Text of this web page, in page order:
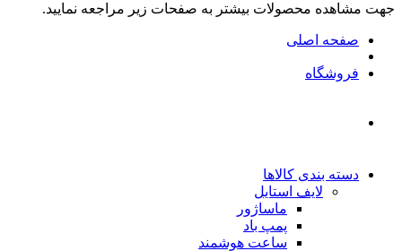
جهت مشاهده محصولات بیشتر به صفحات زیر مراجعه نمایید.
صفحه اصلی
فروشگاه
دسته بندی کالاها
لایف استایل
ماساژور
پمپ باد
ساعت هوشمند